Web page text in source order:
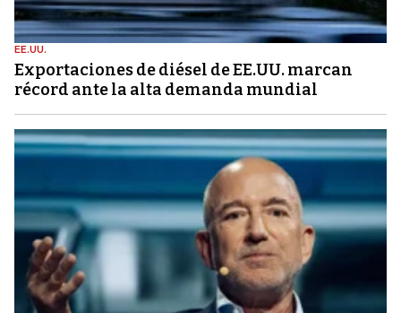
EE.UU.
Exportaciones de diésel de EE.UU. marcan
récord ante la alta demanda mundial